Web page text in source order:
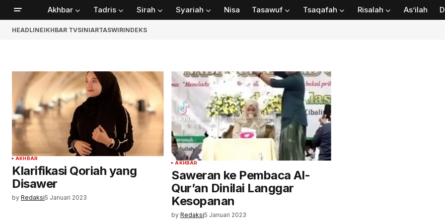
Akhbar Tadris Sirah Syariah Nisa Tasawuf Tsaqafah Risalah As’ilah
HEADLINEIKHBAR TVSINIARTASWIRINDEKS
AKHBAR
Klarifikasi Qoriah yang
Disawer
by Redaksi5 Januari 2023
AKHBAR
Saweran ke Pembaca Al-
Qur’an Dinilai Langgar
Kesopanan
by Redaksi5 Januari 2023